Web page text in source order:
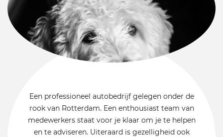
Een professioneel autobedrijf gelegen onder de
rook van Rotterdam. Een enthousiast team van
medewerkers staat voor je klaar om je te helpen
en te adviseren. Uiteraard is gezelligheid ook